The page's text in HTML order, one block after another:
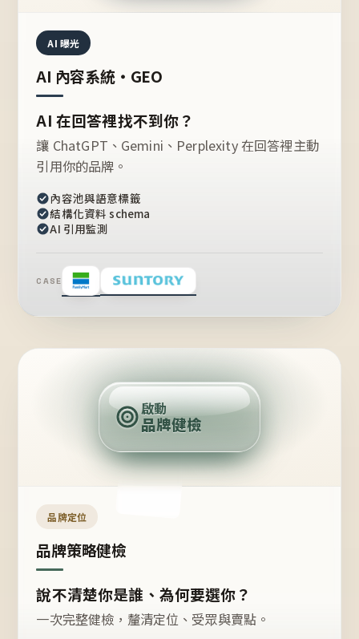
AI 曝光
AI 內容系統・GEO
AI 在回答裡找不到你？
讓 ChatGPT、Gemini、Perplexity 在回答裡主動
引用你的品牌。
內容池與語意標籤
結構化資料 schema
AI 引用監測
CASE
定
位
點
啟動
品牌健檢
品牌定位
品牌策略健檢
說不清楚你是誰、為何要選你？
一次完整健檢，釐清定位、受眾與賣點。